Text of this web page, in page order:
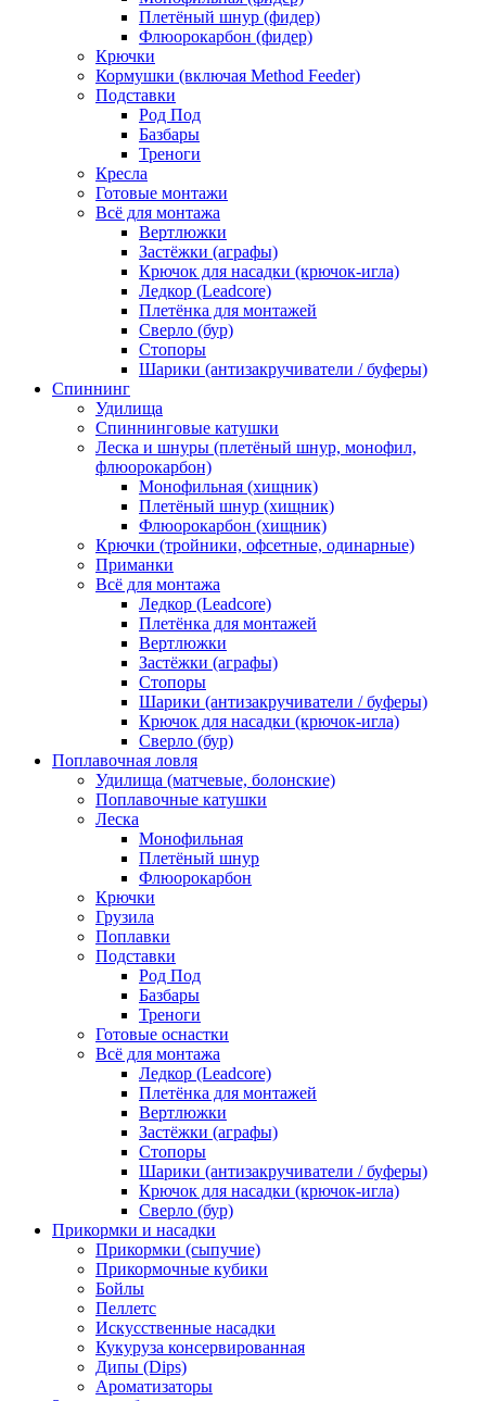
Плетёный шнур (фидер)
Флюорокарбон (фидер)
Крючки
Кормушки (включая Method Feeder)
Подставки
Род Под
Базбары
Треноги
Кресла
Готовые монтажи
Всё для монтажа
Вертлюжки
Застёжки (аграфы)
Крючок для насадки (крючок-игла)
Ледкор (Leadcore)
Плетёнка для монтажей
Сверло (бур)
Стопоры
Шарики (антизакручиватели / буферы)
Спиннинг
Удилища
Спиннинговые катушки
Леска и шнуры (плетёный шнур, монофил,
флюорокарбон)
Монофильная (хищник)
Плетёный шнур (хищник)
Флюорокарбон (хищник)
Крючки (тройники, офсетные, одинарные)
Приманки
Всё для монтажа
Ледкор (Leadcore)
Плетёнка для монтажей
Вертлюжки
Застёжки (аграфы)
Стопоры
Шарики (антизакручиватели / буферы)
Крючок для насадки (крючок-игла)
Сверло (бур)
Поплавочная ловля
Удилища (матчевые, болонские)
Поплавочные катушки
Леска
Монофильная
Плетёный шнур
Флюорокарбон
Крючки
Грузила
Поплавки
Подставки
Род Под
Базбары
Треноги
Готовые оснастки
Всё для монтажа
Ледкор (Leadcore)
Плетёнка для монтажей
Вертлюжки
Застёжки (аграфы)
Стопоры
Шарики (антизакручиватели / буферы)
Крючок для насадки (крючок-игла)
Сверло (бур)
Прикормки и насадки
Прикормки (сыпучие)
Прикормочные кубики
Бойлы
Пеллетс
Искусственные насадки
Кукуруза консервированная
Дипы (Dips)
Ароматизаторы